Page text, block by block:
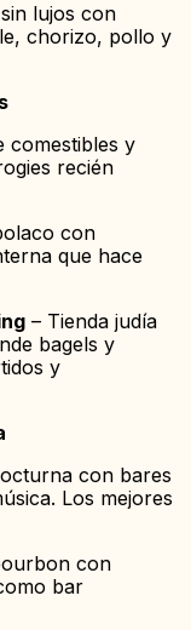
lujos con
chorizo, pollo y
comestibles y
recién
con
que hace
– Tienda judía
bagels y
y
con bares
Los mejores
con
bar